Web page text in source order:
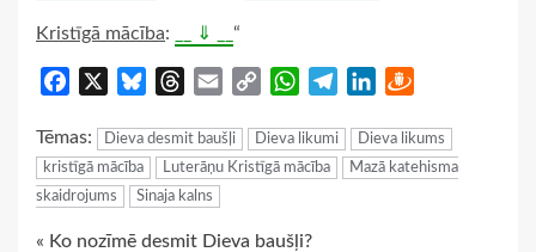
Kristīgā mācība: __ ⇓ __ “
Facebook BlueskyThreads
Email
Copy
WhatsApp
TelegramLinkedIn
Tēmas: Dieva desmit baušļi Dieva likumi
Dieva likums
kristīgā mācība
Luterāņu Kristīgā mācība
Mazā katehisma
skaidrojums
Sinaja kalns
« Ko nozīmē desmit Dieva baušļi?